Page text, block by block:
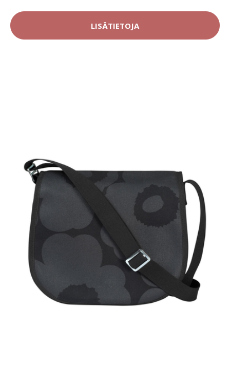
LISÄTIETOJA